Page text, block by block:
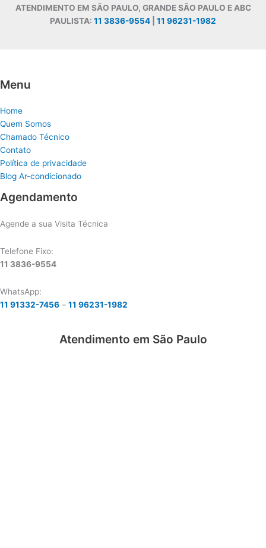
ATENDIMENTO EM SÃO PAULO, GRANDE SÃO PAULO E ABC
PAULISTA: 11 3836-9554 11 96231-1982
Menu
Home
Quem Somos
Chamado Técnico
Contato
Política de privacidade
Blog Ar-condicionado
Agendamento
Agende a sua Visita Técnica
Telefone Fixo:
11 3836-9554
WhatsApp:
11 91332-7456 – 11 96231-1982
Atendimento em São Paulo